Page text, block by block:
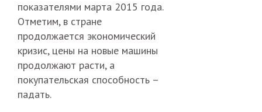
показателями марта 2015 года.
Отметим, в стране
продолжается экономический
кризис, цены на новые машины
продолжают расти, а
покупательская способность –
падать.